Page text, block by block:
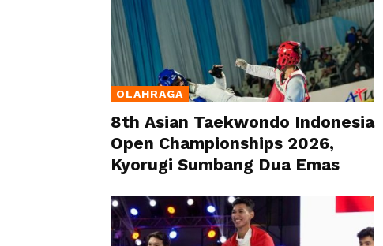
OLAHRAGA
8th Asian Taekwondo Indonesia
Open Championships 2026,
Kyorugi Sumbang Dua Emas